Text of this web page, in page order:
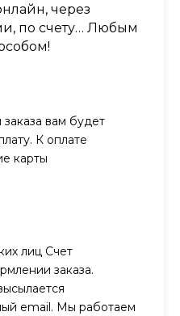
через
по счету… Любым
вам будет
К оплате
карты
лиц Счет
заказа.
email. Мы работаем